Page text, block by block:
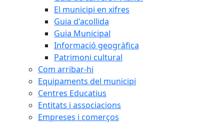
El municipi en xifres
Guia d'acollida
Guia Municipal
Informació geogràfica
Patrimoni cultural
Com arribar-hi
Equipaments del municipi
Centres Educatius
Entitats i associacions
Empreses i comerços